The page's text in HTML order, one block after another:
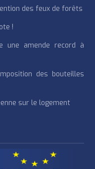
des feux de forêts
!
une amende record à
des bouteilles
sur le logement